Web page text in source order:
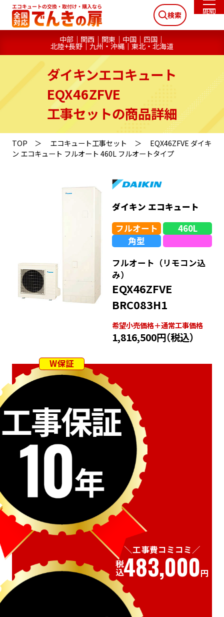
検索
中部 関西 関東 中国 四国
北陸+長野 九州・沖縄 東北・北海道
ダイキンエコキュート
EQX46ZFVE
工事セットの商品詳細
TOP エコキュート工事セット
EQX46ZFVE ダイキ
ン エコキュート フルオート 460L フルオートタイプ
ダイキン エコキュート
フルオート
460L
角型
フルオート（リモコン込
み）
EQX46ZFVE
BRC083H1
希望⼩売価格＋通常⼯事価格
1,816,500円（税込）
W保証
工事費コミコミ
税込483,000円